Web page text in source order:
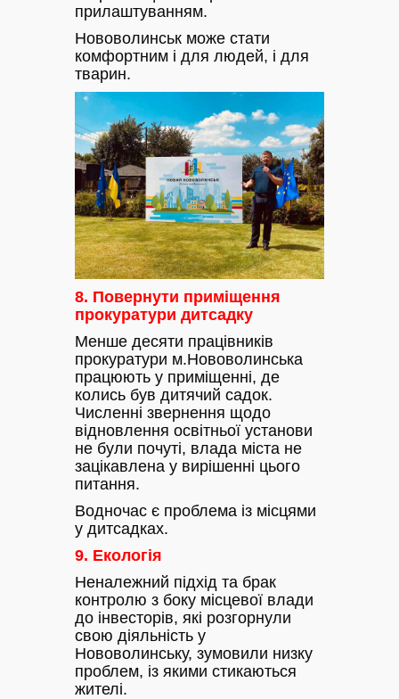
прилаштуванням.
Нововолинськ може стати
комфортним і для людей, і для
тварин.
8. Повернути приміщення
прокуратури дитсадку
Менше десяти працівників
прокуратури м.Нововолинська
працюють у приміщенні, де
колись був дитячий садок.
Численні звернення щодо
відновлення освітньої установи
не були почуті, влада міста не
зацікавлена у вирішенні цього
питання.
Водночас є проблема із місцями
у дитсадках.
9. Екологія
Неналежний підхід та брак
контролю з боку місцевої влади
до інвесторів, які розгорнули
свою діяльність у
Нововолинську, зумовили низку
проблем, із якими стикаються
жителі.